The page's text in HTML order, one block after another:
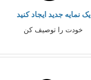
یک نمایه جدید ایجاد کنید
خودت را توصیف کن